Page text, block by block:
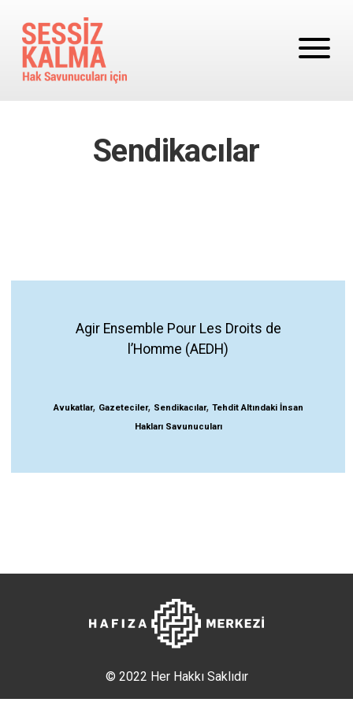
Sendikacılar
Agir Ensemble Pour Les Droits de
l’Homme (AEDH)
Avukatlar, Gazeteciler, Sendikacılar, Tehdit Altındaki İnsan
Hakları Savunucuları
© 2022 Her Hakkı Saklıdır